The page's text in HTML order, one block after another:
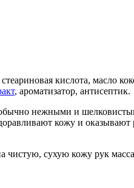
кислота, масло
, ароматизатор, антисептик.
нежными и
кожу и
чистую, сухую кожу рук